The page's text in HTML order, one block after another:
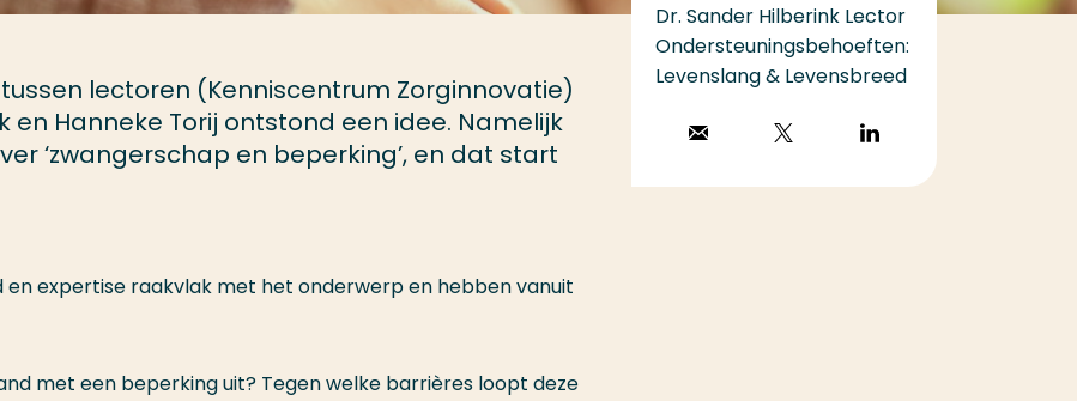
lectoren (Kenniscentrum Zorginnovatie)
en Hanneke Torij ontstond een idee. Namelijk
‘zwangerschap en beperking’, en dat start
Dr. Sander Hilberink Lector
Ondersteuningsbehoeften:
Levenslang & Levensbreed
Stuur een emailVolg op X
LinkedIn
en expertise raakvlak met het onderwerp en hebben vanuit
met een beperking uit? Tegen welke barrières loopt deze